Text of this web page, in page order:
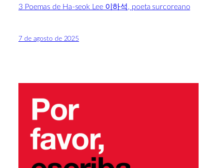
3 Poemas de Ha-seok Lee 이하석, poeta surcoreano
7 de agosto de 2025